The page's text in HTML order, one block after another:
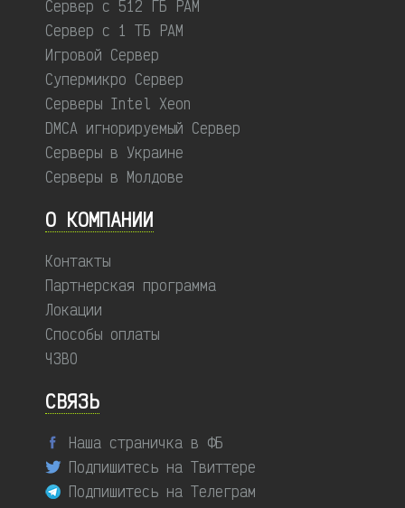
Сервер с 512 ГБ РАМ
Сервер с 1 ТБ РАМ
Игровой Сервер
Супермикро Сервер
Серверы Intel Xeon
DMCA игнорируемый Сервер
Серверы в Украине
Серверы в Молдове
О КОМПАНИИ
Контакты
Партнерская программа
Локации
Способы оплаты
ЧЗВО
СВЯЗЬ
Наша страничка в ФБ
Подпишитесь на Твиттере
Подпишитесь на Телеграм